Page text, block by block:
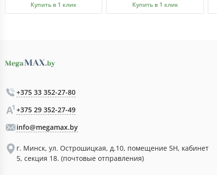
Купить в 1 клик Купить в 1 клик
+375 33 352-27-80
+375 29 352-27-49
info@megamax.by
г. Минск, ул. Острошицкая, д.10, помещение 5Н, кабинет
5, секция 18. (почтовые отправления)